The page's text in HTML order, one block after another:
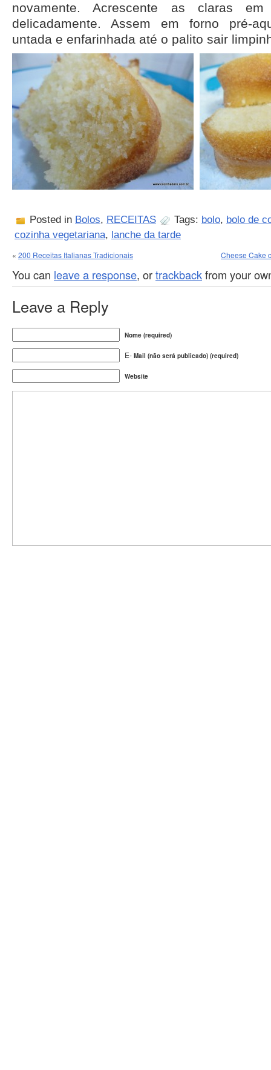
novamente. Acrescente as claras
delicadamente. Assem em forno pré-
untada e enfarinhada até o palito sair
Posted in Bolos, RECEITAS Tags: bolo, bolo de
cozinha vegetariana, lanche da tarde
« 200 Receitas Italianas Tradicionais Cheese Cake
You can leave a response, ortrackbackfrom your
Leave a Reply
Nome (required)
E- Mail (não será publicado) (required)
Website